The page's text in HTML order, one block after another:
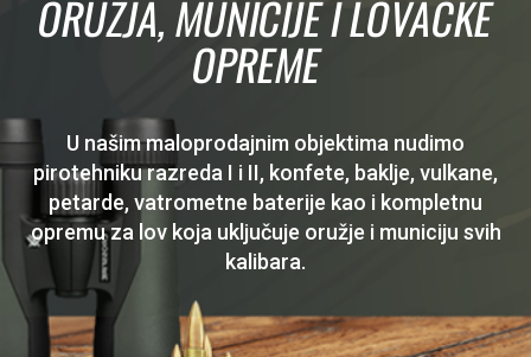
ORUŽJA, MUNICIJE I LOVAČKE
OPREME
U našim maloprodajnim objektima nudimo
pirotehniku razreda I i II, konfete, baklje, vulkane,
petarde, vatrometne baterije kao i kompletnu
opremu za lov koja uključuje oružje i municiju svih
kalibara.